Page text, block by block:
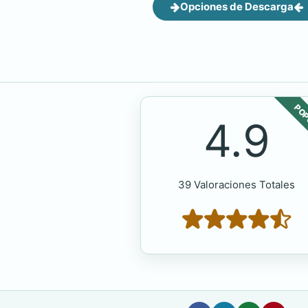
Opciones de Descarga
4.9
39 Valoraciones Totales